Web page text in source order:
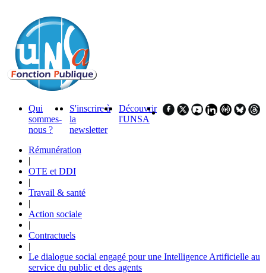
Qui
sommes-
nous ?
S'inscrire à
la
newsletter
Découvrir
l'UNSA
Rémunération
|
OTE et DDI
|
Travail & santé
|
Action sociale
|
Contractuels
|
Le dialogue social engagé pour une Intelligence Artificielle au
service du public et des agents